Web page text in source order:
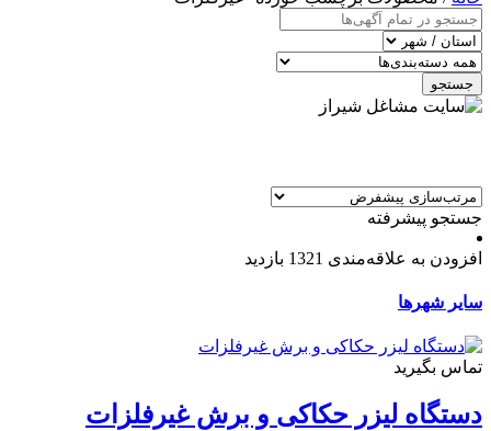
جستجو
جستجو پیشرفته
افزودن به علاقه‌مندی 1321 بازدید
سایر شهرها
تماس بگیرید
دستگاه لیزر حکاکی و برش غیرفلزات